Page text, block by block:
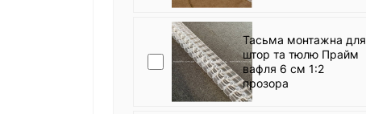
Тасьма монтажна для
штор та тюлю Прайм
вафля 6 см 1:2
прозора